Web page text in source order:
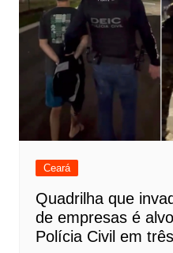
Ceará
Quadrilha que
de empresas é
Polícia Civil em